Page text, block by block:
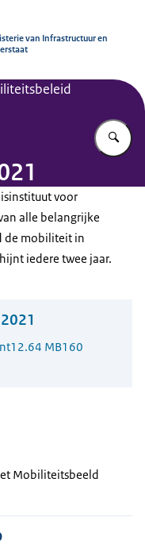
van Infrastructuur en
voor
alle belangrijke
de mobiliteit in
iedere twee jaar.
12.64 MB160
Mobiliteitsbeeld